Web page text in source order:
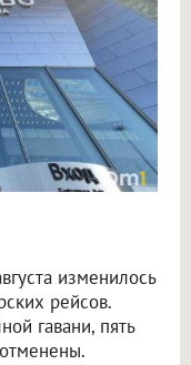
изменилось
рейсов.
гавани, пять